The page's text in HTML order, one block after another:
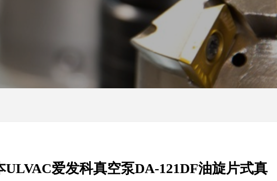
ULVAC爱发科真空泵DA-121DF油旋片式真